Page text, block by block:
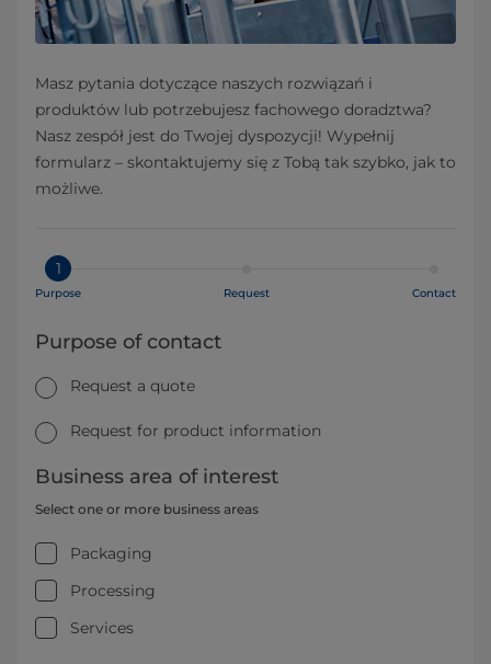
Masz pytania dotyczące naszych rozwiązań i
produktów lub potrzebujesz fachowego doradztwa?
Nasz zespół jest do Twojej dyspozycji! Wypełnij
formularz – skontaktujemy się z Tobą tak szybko, jak to
możliwe.
1
Purpose Request Contact
Purpose of contact
Request a quote
Request for product information
Business area of interest
Select one or more business areas
Packaging
Processing
Services